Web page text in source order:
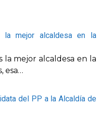
la mejor alcaldesa en la
la mejor alcaldesa en la
esa…
del PP a la Alcaldía de